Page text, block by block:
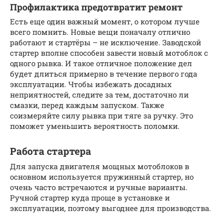
Профилактика предотвратит ремонт
Есть еще один важный момент, о котором лучше
всего помнить. Новые вещи поначалу отлично
работают и стартёры – не исключение. Заводской
стартер вполне способен завести новый мотоблок с
одного рывка. И такое отличное положение дел
будет длиться примерно в течение первого года
эксплуатации. Чтобы избежать досадных
неприятностей, следите за тем, достаточно ли
смазки, перед каждым запуском. Также
соизмеряйте силу рывка при тяге за ручку. Это
поможет уменьшить вероятность поломки.
Работа стартера
Для запуска двигателя мощных мотоблоков в
основном используется пружинный стартер, но
очень часто встречаются и ручные варианты.
Ручной стартер куда проще в установке и
эксплуатации, поэтому выгоднее для производства.